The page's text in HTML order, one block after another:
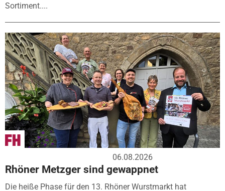
Sortiment....
06.08.2026
Rhöner Metzger sind gewappnet
Die heiße Phase für den 13. Rhöner Wurstmarkt hat